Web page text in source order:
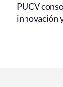
PUCV
innovación